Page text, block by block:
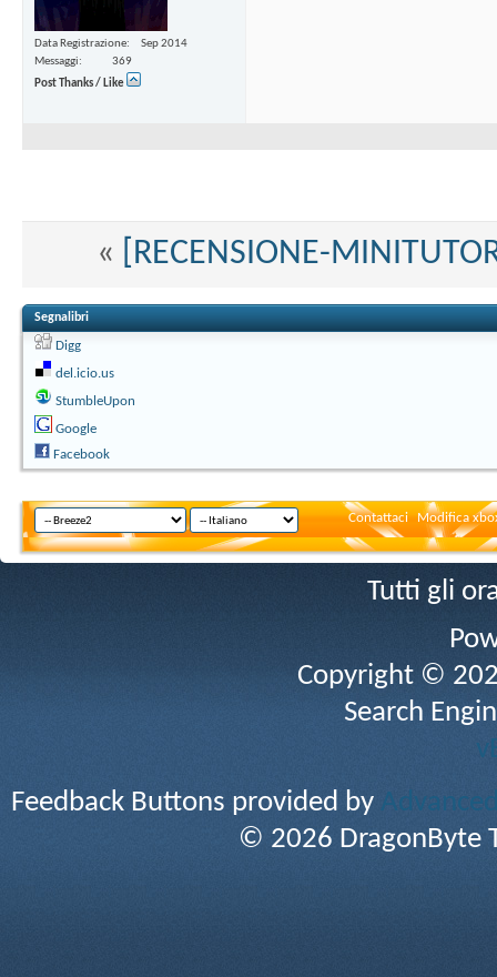
Data Registrazione
Sep 2014
Messaggi
369
Post Thanks / Like
« [RECENSIONE-
Segnalibri
Digg
del.icio.us
StumbleUpon
Google
Facebook
Contattaci Modifica
Tutti gli
Copyright ©
Search
Feedback Buttons provided by
© 2026 DragonByte